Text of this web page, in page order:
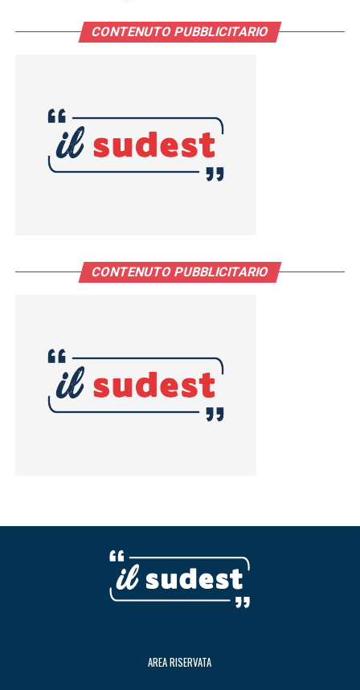
CONTENUTO PUBBLICITARIO
CONTENUTO PUBBLICITARIO
AREA RISERVATA